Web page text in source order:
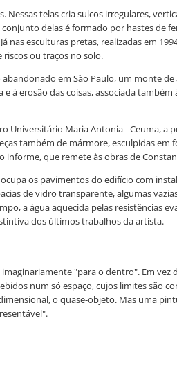
telas cria sulcos irregulares,
delas é formado por hastes de
esculturas pretas, realizadas em
riscos ou traços no solo.
em São Paulo, um monte
erosão das coisas, associada
Maria Antonia - Ceuma, a
também de mármore, esculpidas
que remete às obras de
os pavimentos do edifício com
de vidro transparente, algumas
a água aquecida pelas resistências
dos últimos trabalhos da artista.
"para o dentro". Em
num só espaço, cujos limites são
o quase-objeto. Mas uma